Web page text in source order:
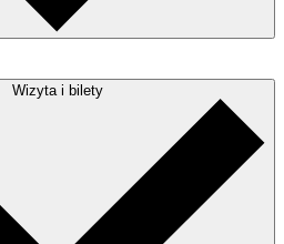
Wizyta i bilety